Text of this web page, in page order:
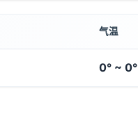
气温
0° ~ 0°